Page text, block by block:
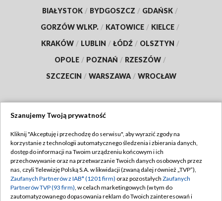
BIAŁYSTOK / BYDGOSZCZ / GDAŃSK /
GORZÓW WLKP. / KATOWICE / KIELCE /
KRAKÓW / LUBLIN / ŁÓDŹ / OLSZTYN /
OPOLE / POZNAŃ / RZESZÓW /
SZCZECIN / WARSZAWA / WROCŁAW
TVP
Abonament TVP
Emisja w TVP
Centrum informacji TVP
Regulamin TVP
Polityka prywatności
Moje zgody
Szanujemy Twoją prywatność
Kliknij "Akceptuję i przechodzę do serwisu", aby wyrazić zgody na
korzystanie z technologii automatycznego śledzenia i zbierania danych,
dostęp do informacji na Twoim urządzeniu końcowym i ich
przechowywanie oraz na przetwarzanie Twoich danych osobowych przez
nas, czyli Telewizję Polską S.A. w likwidacji (zwaną dalej również „TVP”),
Zaufanych Partnerów z IAB* (1201 firm) oraz pozostałych Zaufanych
Partnerów TVP (93 firm), w celach marketingowych (w tym do
zautomatyzowanego dopasowania reklam do Twoich zainteresowań i